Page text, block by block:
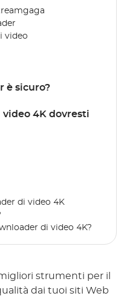
video
è sicuro?
4K dovresti
di video 4K
di video 4K?
strumenti per il
dai tuoi siti Web